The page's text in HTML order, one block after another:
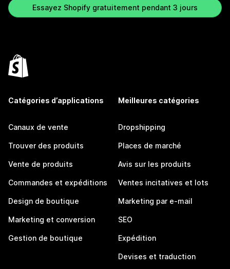
Essayez Shopify gratuitement pendant 3 jours
Catégories d’applications
Canaux de vente
Trouver des produits
Vente de produits
Commandes et expéditions
Design de boutique
Marketing et conversion
Gestion de boutique
Meilleures catégories
Dropshipping
Places de marché
Avis sur les produits
Ventes incitatives et lots
Marketing par e-mail
SEO
Expédition
Devises et traduction